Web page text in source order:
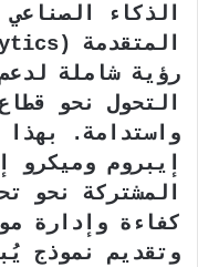
الذكاء
رؤية شاملة
التحول نحو
واستدامة. بهذا
إيبروم وميكرو
المشتركة نحو
كفاءة وإدارة
وتقديم نموذج